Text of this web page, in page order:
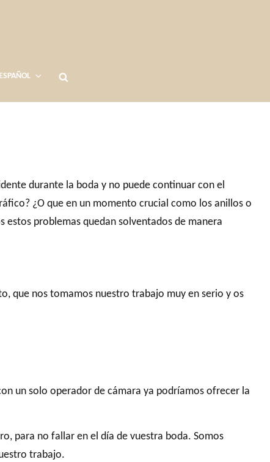
ESPAÑOL
durante la boda y no puede continuar con el
¿O que en un momento crucial como los anillos o
estos problemas quedan solventados de manera
que nos tomamos nuestro trabajo muy en serio y os
un solo operador de cámara ya podríamos ofrecer la
para no fallar en el día de vuestra boda. Somos
trabajo.